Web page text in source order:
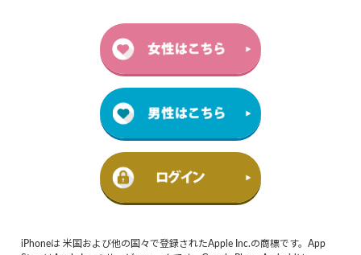
iPhoneは 米国および他の国々で登録されたApple Inc.の商標です。App